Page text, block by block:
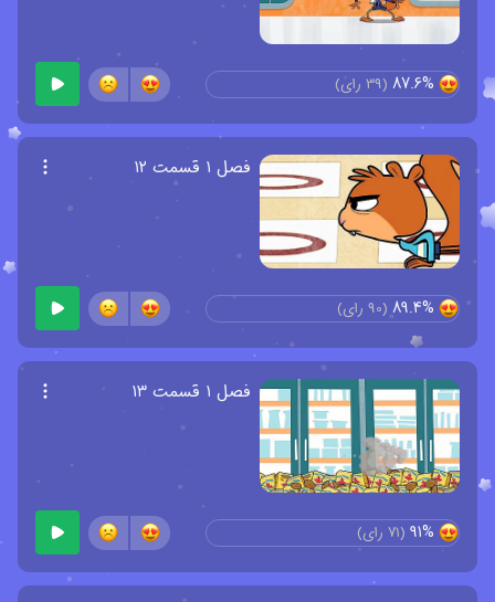
87.6%
(
39 رای)
فصل ۱ قسمت ۱۲
89.4%
(
90 رای)
فصل ۱ قسمت ۱۳
91%
(
71 رای)